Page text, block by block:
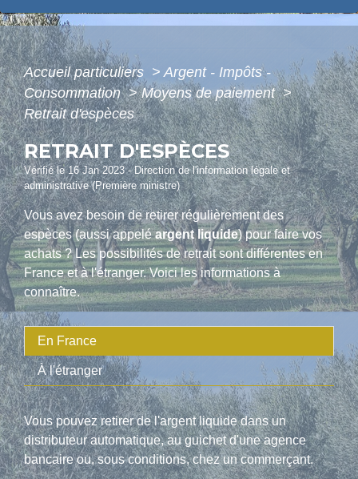
Accueil particuliers > Argent - Impôts -
Consommation> Moyens de paiement>
Retrait d'espèces
RETRAIT D'ESPÈCES
Vérifié le 16 Jan 2023 - Direction de l'information légale et
administrative (Première ministre)
Vous avez besoin de retirer régulièrement des
espèces (aussi appeléargent liquide) pour faire vos
achats ? Les possibilités de retrait sont différentes en
France et à l'étranger. Voici les informations à
connaître.
En France
À l'étranger
Vous pouvez retirer de l'argent liquide dans un
distributeur automatique, au guichet d'une agence
bancaire ou, sous conditions, chez un commerçant.